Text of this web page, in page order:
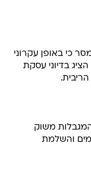
כי באופן עקרוני
בדיוני עסקת
משוק
והשלמת